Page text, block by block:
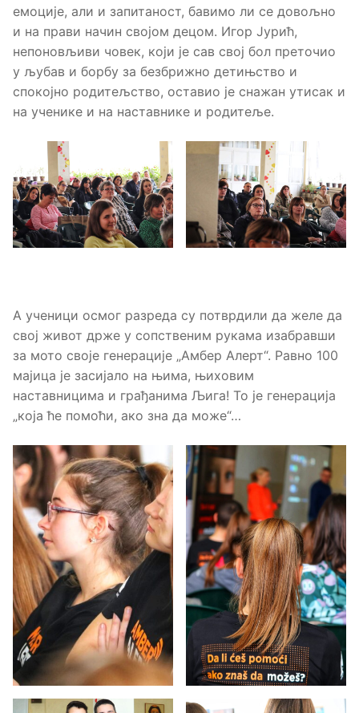
емоције, али и запитаност, бавимо ли се довољно
и на прави начин својом децом. Игор Јурић,
непоновљиви човек, који је сав свој бол преточио
у љубав и борбу за безбрижно детињство и
спокојно родитељство, оставио је снажан утисак и
на ученике и на наставнике и родитеље.
А ученици осмог разреда су потврдили да желе да
свој живот држе у сопственим рукама изабравши
за мото своје генерације „Амбер Алерт“. Равно 100
мајица је засијало на њима, њиховим
наставницима и грађанима Љига! То је генерација
„која ће помоћи, ако зна да може“…